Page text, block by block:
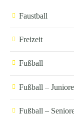
Faustball
Freizeit
Fußball
Fußball –
Fußball –